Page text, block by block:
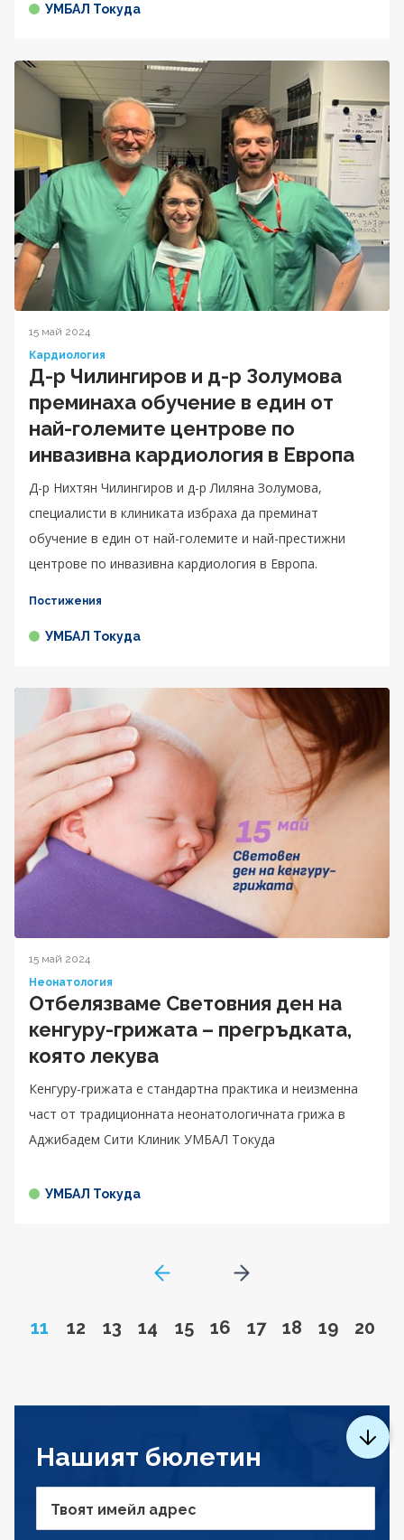
УМБАЛ Токуда
15 май 2024
Кардиология
Д-р Чилингиров и д-р Золумова
преминаха обучение в един от
най-големите центрове по
инвазивна кардиология в Европа
Д-р Нихтян Чилингиров и д-р Лиляна Золумова,
специалисти в клиниката избраха да преминат
обучение в един от най-големите и най-престижни
центрове по инвазивна кардиология в Европа.
Постижения
УМБАЛ Токуда
15 май 2024
Неонатология
Отбелязваме Световния ден на
кенгуру-грижата – прегръдката,
която лекува
Кенгуру-грижата е стандартна практика и неизменна
част от традиционната неонатологичната грижа в
Аджибадем Сити Клиник УМБАЛ Токуда
УМБАЛ Токуда
GoToPreviousPage
Page
11 Go to page
12 Go to page
13 Go to page
14 Go to page
15 Go to page
16 Go to page
17 Go to page
18 Go to
19 Go
20
Go to next page
Нашият бюлетин
Твоят имейл адрес